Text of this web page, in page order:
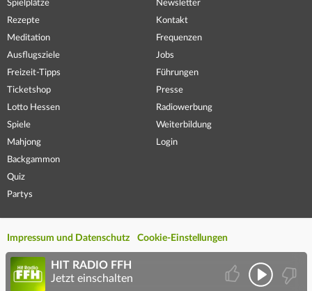
Spielplätze
Rezepte
Meditation
Ausflugsziele
Freizeit-Tipps
Ticketshop
Lotto Hessen
Spiele
Mahjong
Backgammon
Quiz
Partys
Newsletter
Kontakt
Frequenzen
Jobs
Führungen
Presse
Radiowerbung
Weiterbildung
Login
Impressum und Datenschutz Cookie-Einstellungen
HIT RADIO FFH
Jetzt einschalten